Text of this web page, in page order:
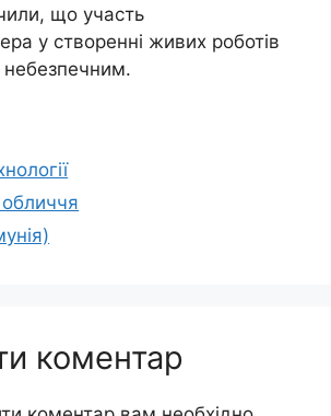
що участь
у створенні живих роботів
коментар